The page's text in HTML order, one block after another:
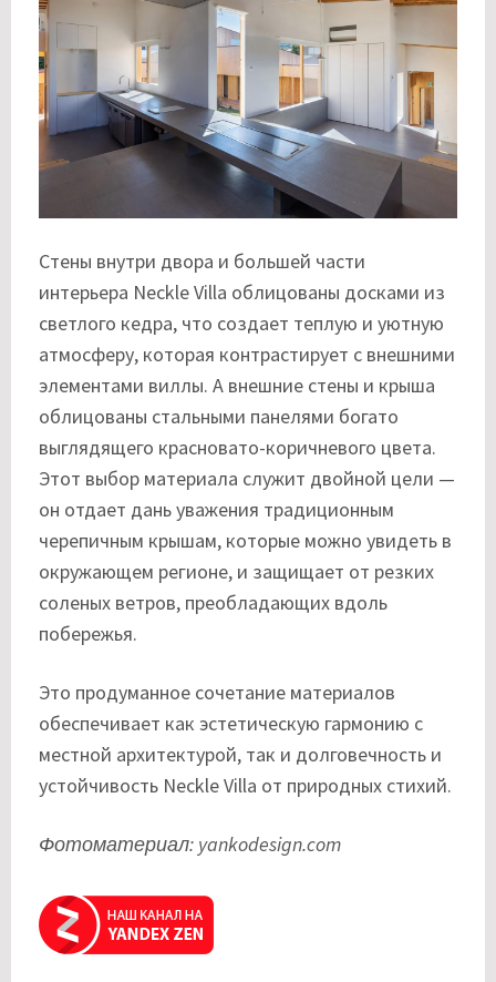
Стены внутри двора и большей части
интерьера Neckle Villa облицованы досками из
светлого кедра, что создает теплую и уютную
атмосферу, которая контрастирует с внешними
элементами виллы. А внешние стены и крыша
облицованы стальными панелями богато
выглядящего красновато-коричневого цвета.
Этот выбор материала служит двойной цели —
он отдает дань уважения традиционным
черепичным крышам, которые можно увидеть в
окружающем регионе, и защищает от резких
соленых ветров, преобладающих вдоль
побережья.
Это продуманное сочетание материалов
обеспечивает как эстетическую гармонию с
местной архитектурой, так и долговечность и
устойчивость Neckle Villa от природных стихий.
Фотоматериал: yankodesign.com